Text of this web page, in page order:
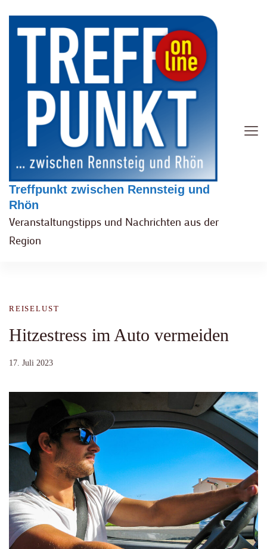
Treffpunkt zwischen Rennsteig und
Rhön
Veranstaltungstipps und Nachrichten aus der
Region
REISELUST
Hitzestress im Auto vermeiden
17. Juli 2023